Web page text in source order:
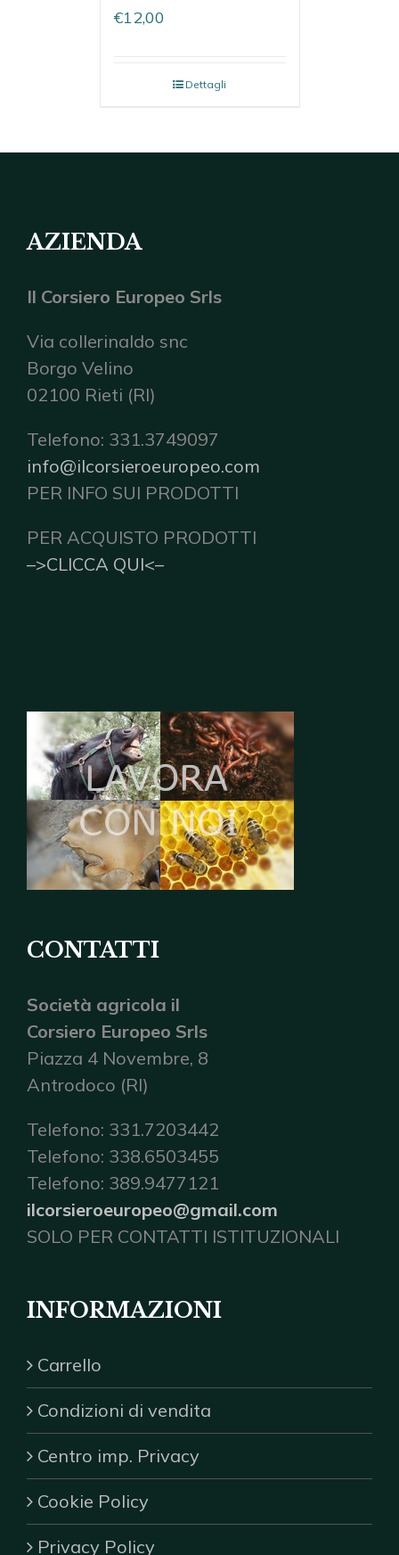
€12,00
Dettagli
AZIENDA
Il Corsiero Europeo Srls
Via collerinaldo snc
Borgo Velino
02100 Rieti (RI)
Telefono: 331.3749097
info@ilcorsieroeuropeo.com
PER INFO SUI PRODOTTI
PER ACQUISTO PRODOTTI
–>CLICCA QUI<–
CONTATTI
Società agricola il
Corsiero Europeo Srls
Piazza 4 Novembre, 8
Antrodoco (RI)
Telefono: 331.7203442
Telefono: 338.6503455
Telefono: 389.9477121
ilcorsieroeuropeo@gmail.com
SOLO PER CONTATTI ISTITUZIONALI
INFORMAZIONI
Carrello
Condizioni di vendita
Centro imp. Privacy
Cookie Policy
Privacy Policy